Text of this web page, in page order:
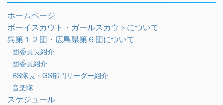
ホームページ
ボーイスカウト・ガールスカウトについて
呉第１２団・広島県第６団について
団委員長紹介
団委員紹介
BS隊長・GS部門リーダー紹介
音楽隊
スケジュール